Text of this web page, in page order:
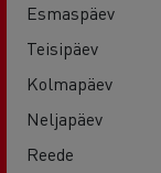
Esmaspäev
Teisipäev
Kolmapäev
Neljapäev
Reede